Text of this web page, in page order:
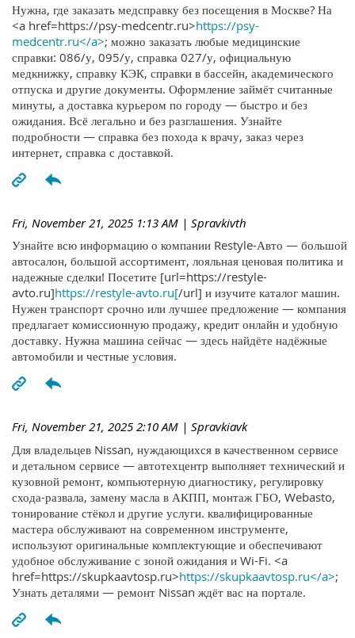
Нужна, где заказать медсправку без посещения в Москве? На
<a href=https://psy-medcentr.ru>https://psy-
medcentr.ru</a>; можно заказать любые медицинские
справки: 086/у, 095/у, справка 027/у, официальную
медкнижку, справку КЭК, справки в бассейн, академического
отпуска и другие документы. Оформление займёт считанные
минуты, а доставка курьером по городу — быстро и без
ожидания. Всё легально и без разглашения. Узнайте
подробности — справка без похода к врачу, заказ через
интернет, справка с доставкой.
Fri, November 21, 2025 1:13 AM | Spravkivth
Узнайте всю информацию о компании Restyle-Авто — большой
автосалон, большой ассортимент, лояльная ценовая политика и
надежные сделки! Посетите [url=https://restyle-
avto.ru]https://restyle-avto.ru[/url] и изучите каталог машин.
Нужен транспорт срочно или лучшее предложение — компания
предлагает комиссионную продажу, кредит онлайн и удобную
доставку. Нужна машина сейчас — здесь найдёте надёжные
автомобили и честные условия.
Fri, November 21, 2025 2:10 AM | Spravkiavk
Для владельцев Nissan, нуждающихся в качественном сервисе
и детальном сервисе — автотехцентр выполняет технический и
кузовной ремонт, компьютерную диагностику, регулировку
схода-развала, замену масла в АКПП, монтаж ГБО, Webasto,
тонирование стёкол и другие услуги. квалифицированные
мастера обслуживают на современном инструменте,
используют оригинальные комплектующие и обеспечивают
удобное обслуживание с зоной ожидания и Wi-Fi. <a
href=https://skupkaavtosp.ru>https://skupkaavtosp.ru</a>;
Узнать деталями — ремонт Nissan ждёт вас на портале.